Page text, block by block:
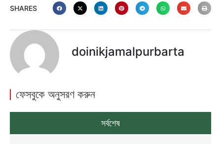
SHARES
doinikjamalpurbarta
ফেসবুকে অনুসরণ করুন
সর্বশেষ